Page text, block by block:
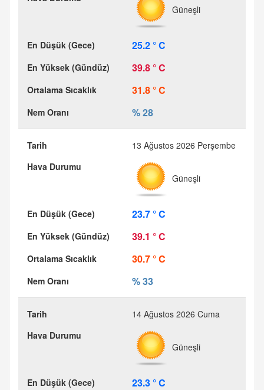
Güneşli
25.2 ° C
39.8 ° C
31.8 ° C
% 28
13 Ağustos 2026 Perşembe
Güneşli
23.7 ° C
39.1 ° C
30.7 ° C
% 33
14 Ağustos 2026 Cuma
Güneşli
23.3 ° C